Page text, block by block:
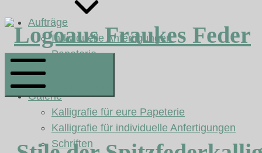
Aufträge
Individuelle Anfertigungen
Papeterie
Galerie
Kalligrafie für eure Papeterie
Kalligrafie für individuelle Anfertigungen
Schriften
aus Fraukes Feder